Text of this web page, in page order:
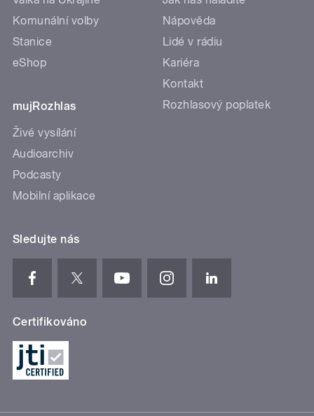
Komunální volby
Stanice
eShop
mujRozhlas
Živé vysílání
Audioarchiv
Podcasty
Mobilní aplikace
Nápověda
Lidé v rádiu
Kariéra
Kontakt
Rozhlasový poplatek
Sledujte nás
Certifikováno